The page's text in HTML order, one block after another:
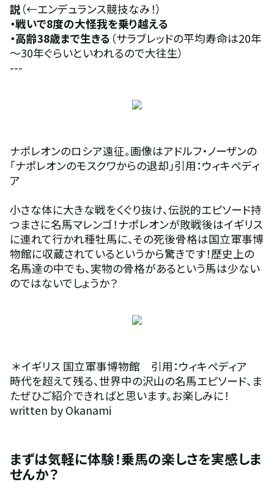
説（←エンデュランス競技なみ！）
・戦いで8度の大怪我を乗り越える
・高齢38歳まで生きる （サラブレッドの平均寿命は20年
～30年ぐらいといわれるので大往生）
---
ナポレオンのロシア遠征。画像はアドルフ・ノーザンの
「ナポレオンのモスクワからの退却」引用：ウィキペディ
ア
小さな体に大きな戦をくぐり抜け、伝説的エピソード持
つまさに名馬マレンゴ！ナポレオンが敗戦後はイギリス
に連れて行かれ種牡馬に、その死後骨格は国立軍事博
物館に収蔵されているというから驚きです！歴史上の
名馬達の中でも、実物の骨格があるという馬は少ない
のではないでしょうか？
＊イギリス 国立軍事博物館　引用：ウィキペディア
時代を超えて残る、世界中の沢山の名馬エピソード、ま
たぜひご紹介できればと思います。お楽しみに！
written by Okanami
まずは気軽に体験！乗馬の楽しさを実感しま
せんか？